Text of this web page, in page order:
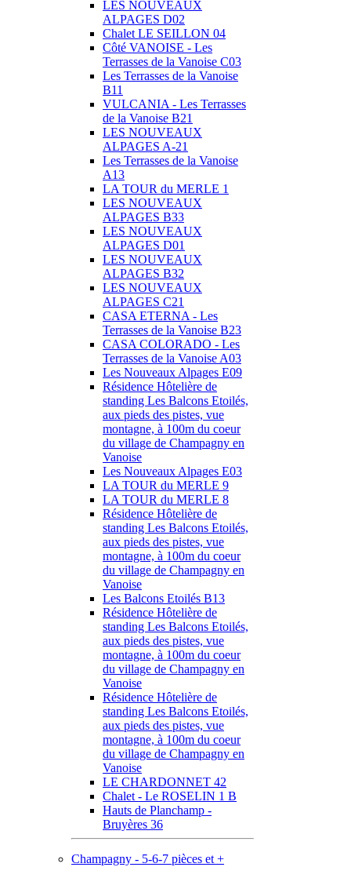
LES NOUVEAUX
ALPAGES D02
Chalet LE SEILLON 04
Côté VANOISE - Les
Terrasses de la Vanoise C03
Les Terrasses de la Vanoise
B11
VULCANIA - Les Terrasses
de la Vanoise B21
LES NOUVEAUX
ALPAGES A-21
Les Terrasses de la Vanoise
A13
LA TOUR du MERLE 1
LES NOUVEAUX
ALPAGES B33
LES NOUVEAUX
ALPAGES D01
LES NOUVEAUX
ALPAGES B32
LES NOUVEAUX
ALPAGES C21
CASA ETERNA - Les
Terrasses de la Vanoise B23
CASA COLORADO - Les
Terrasses de la Vanoise A03
Les Nouveaux Alpages E09
Résidence Hôtelière de
standing Les Balcons Etoilés,
aux pieds des pistes, vue
montagne, à 100m du coeur
du village de Champagny en
Vanoise
Les Nouveaux Alpages E03
LA TOUR du MERLE 9
LA TOUR du MERLE 8
Résidence Hôtelière de
standing Les Balcons Etoilés,
aux pieds des pistes, vue
montagne, à 100m du coeur
du village de Champagny en
Vanoise
Les Balcons Etoilés B13
Résidence Hôtelière de
standing Les Balcons Etoilés,
aux pieds des pistes, vue
montagne, à 100m du coeur
du village de Champagny en
Vanoise
Résidence Hôtelière de
standing Les Balcons Etoilés,
aux pieds des pistes, vue
montagne, à 100m du coeur
du village de Champagny en
Vanoise
LE CHARDONNET 42
Chalet - Le ROSELIN 1 B
Hauts de Planchamp -
Bruyères 36
Champagny - 5-6-7 pièces et +